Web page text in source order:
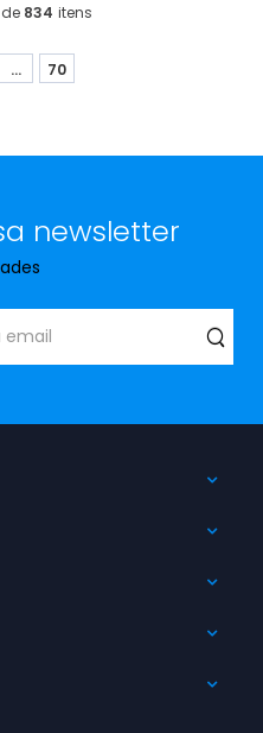
de 834 itens
... 70
newsletter